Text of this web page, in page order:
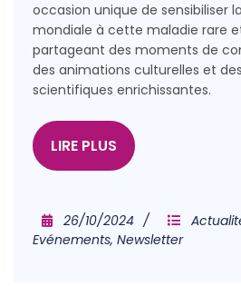
occasion unique de sensibiliser
mondiale à cette maladie rare
partageant des moments de
des animations culturelles et
scientifiques enrichissantes.
LIRE PLUS
26/10/2024
Evénements, Newsletter